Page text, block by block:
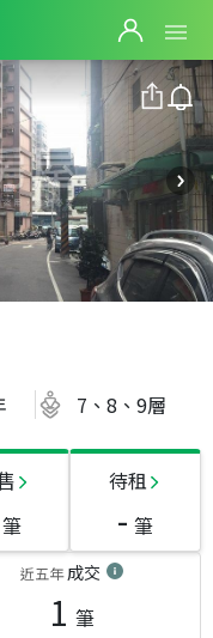
7、8、9層
筆
待租
- 筆
近五年成交
1 筆